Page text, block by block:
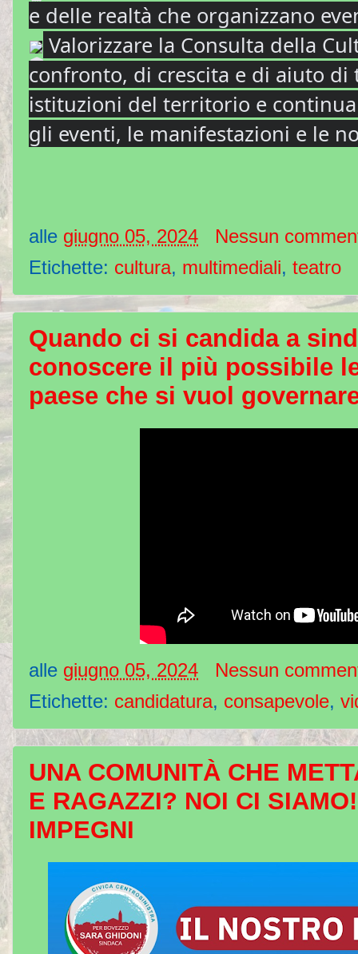
e delle realtà che organizzano
Valorizzare la Consulta della
confronto, di crescita e di aiuto di
istituzioni del territorio e
gli eventi, le manifestazioni e le
alle giugno 05, 2024
Nessun
Etichette: cultura, multimediali, teatro
Quando ci si candida a
conoscere il più possibile
paese che si vuol
alle giugno 05, 2024
Nessun
Etichette: candidatura, consapevole,
UNA COMUNITÀ CHE
E RAGAZZI? NOI CI
IMPEGNI